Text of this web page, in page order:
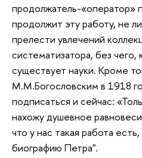
продолжатель-«оператор»
продолжит эту работу, не
прелести увлечений
систематизатора, без чего,
существует науки. Кроме
М.М.Богословским в 1918
подписаться и сейчас:
нахожу душевное
что у нас такая работа
биографию Петра".